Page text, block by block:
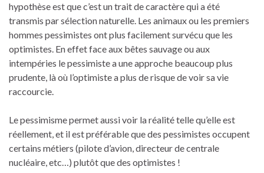
hypothèse est que c’est un trait de caractère qui a été
transmis par sélection naturelle. Les animaux ou les premiers
hommes pessimistes ont plus facilement survécu que les
optimistes. En effet face aux bêtes sauvage ou aux
intempéries le pessimiste a une approche beaucoup plus
prudente, là où l’optimiste a plus de risque de voir sa vie
raccourcie.
Le pessimisme permet aussi voir la réalité telle qu’elle est
réellement, et il est préférable que des pessimistes occupent
certains métiers (pilote d’avion, directeur de centrale
nucléaire, etc…) plutôt que des optimistes !